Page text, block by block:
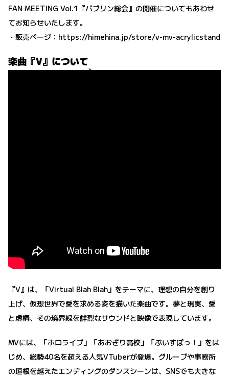
FAN MEETING Vol.1『バブリン総会』の開催についてもあわせ
てお知らせいたします。
・販売ページ： https://himehina.jp/store/v-mv-acrylicstand
楽曲『V』について
『V』は、「Virtual Blah Blah」をテーマに、理想の自分を創り
上げ、仮想世界で愛を求める姿を描いた楽曲です。夢と現実、愛
と虚構、その境界線を鮮烈なサウンドと映像で表現しています。
MVには、「ホロライブ」「あおぎり高校」「ぶいすぽっ！」をは
じめ、総勢40名を超える人気VTuberが登場。グループや事務所
の垣根を越えたエンディングのダンスシーンは、SNSでも大きな